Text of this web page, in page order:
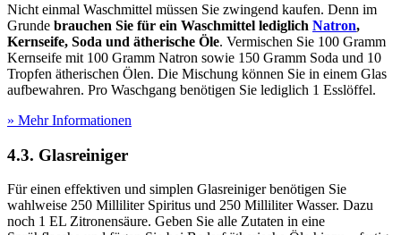
Nicht einmal Waschmittel müssen Sie zwingend kaufen. Denn im
Grunde brauchen Sie für ein Waschmittel lediglich Natron,
Kernseife, Soda und ätherische Öle. Vermischen Sie 100 Gramm
Kernseife mit 100 Gramm Natron sowie 150 Gramm Soda und 10
Tropfen ätherischen Ölen. Die Mischung können Sie in einem Glas
aufbewahren. Pro Waschgang benötigen Sie lediglich 1 Esslöffel.
» Mehr Informationen
4.3. Glasreiniger
Für einen effektiven und simplen Glasreiniger benötigen Sie
wahlweise 250 Milliliter Spiritus und 250 Milliliter Wasser. Dazu
noch 1 EL Zitronensäure. Geben Sie alle Zutaten in eine